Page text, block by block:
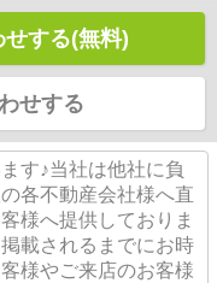
する(無料)
せする
す♪当社は他社に負
各不動産会社様へ直
様へ提供しておりま
載されるまでにお時
様やご来店のお客様